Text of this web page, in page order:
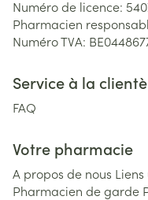
Numéro de licence:
Pharmacien
Numéro TVA:
Service à la
FAQ
Votre pharmacie
A propos de nous
Pharmacien de garde